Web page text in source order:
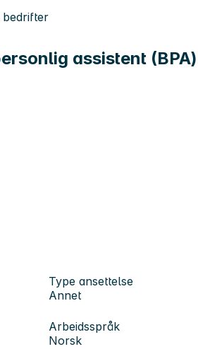
bedrifter
assistent
Type ansettelse
Annet
Arbeidsspråk
Norsk